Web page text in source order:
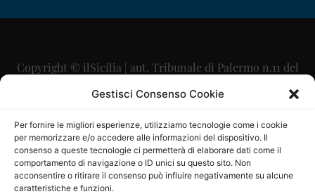
Gestisci Consenso Cookie
Per fornire le migliori esperienze, utilizziamo tecnologie come i cookie
per memorizzare e/o accedere alle informazioni del dispositivo. Il
consenso a queste tecnologie ci permetterà di elaborare dati come il
comportamento di navigazione o ID unici su questo sito. Non
acconsentire o ritirare il consenso può influire negativamente su alcune
caratteristiche e funzioni.
Copyright © ilSicilia | aut. Tribunale di Palermo n.11 del
29/09/2015
Direttore Editoriale: Maurizio Scaglione
Direttore Responsabile: Maria Calabrese